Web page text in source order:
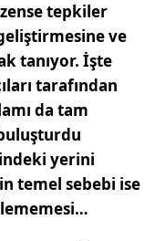
tepkiler
ve
tanıyor. İşte
tarafından
da tam
yerini
temel sebebi ise